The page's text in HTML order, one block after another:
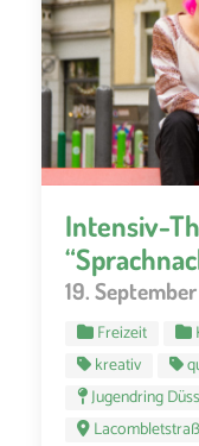
Intensiv-
19.
Freizeit
kreativ
Jugendring